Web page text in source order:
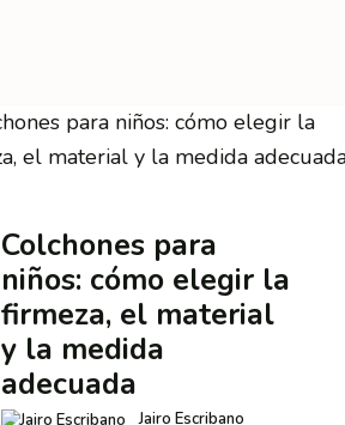
Colchones para
niños: cómo elegir la
firmeza, el material
y la medida
adecuada
Jairo Escribano